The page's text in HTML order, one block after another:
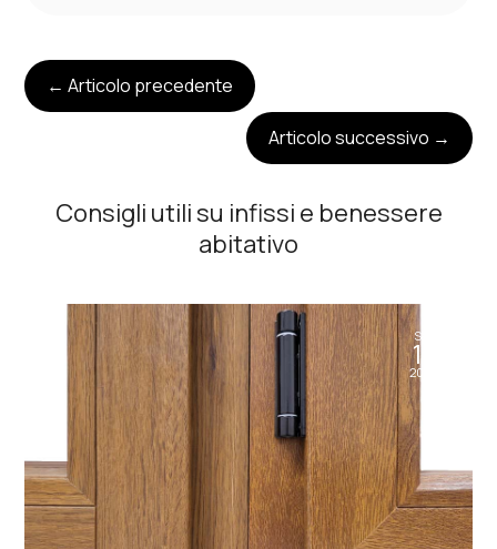
←Articolo precedente
Articolo successivo →
Consigli utili su infissi e benessere
abitativo
Set
11
2024